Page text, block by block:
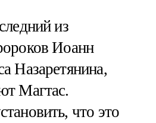
из
Иоанн
Назаретянина,
Магтас.
что это